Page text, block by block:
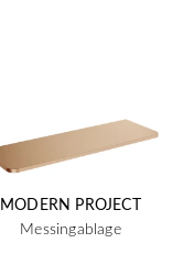
MODERN PROJECT
Messingablage